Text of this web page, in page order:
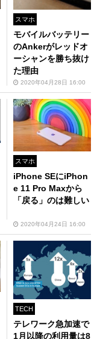
スマホ
モバイルバッテリー
のAnkerがレッドオ
ーシャンを勝ち抜け
た理由
2020年04月28日 16:00
スマホ
iPhone SEにiPhon
e 11 Pro Maxから
「戻る」のは難しい
2020年04月24日 16:00
TECH
テレワーク急加速で
1月以降の利用量は8